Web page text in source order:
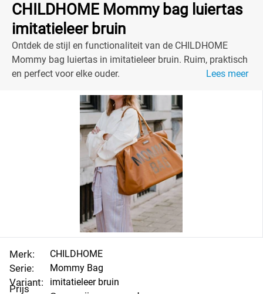
CHILDHOME Mommy bag luiertas
imitatieleer bruin
Ontdek de stijl en functionaliteit van de CHILDHOME
Mommy bag luiertas in imitatieleer bruin. Ruim, praktisch
en perfect voor elke ouder.
Lees meer
Merk:
Serie:
Variant:
Prijs
CHILDHOME
Mommy Bag
imitatieleer bruin